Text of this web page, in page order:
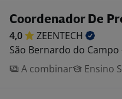
Coordenador De
4,0
ZEENTECH
São Bernardo do Campo
A combinar
Ensino